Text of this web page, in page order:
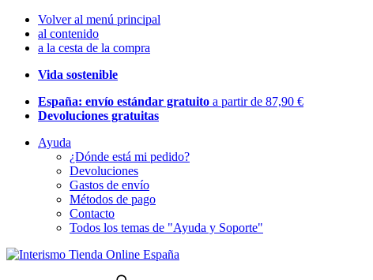
Volver al menú principal
al contenido
a la cesta de la compra
Vida sostenible
España: envío estándar gratuito a partir de 87,90 €
Devoluciones gratuitas
Ayuda
¿Dónde está mi pedido?
Devoluciones
Gastos de envío
Métodos de pago
Contacto
Todos los temas de "Ayuda y Soporte"